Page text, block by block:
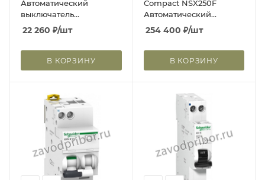
Автоматический
выключатель
дифференциального
тока (ДИФ) 1P+N С 10А
22 260 ₽/шт
В КОРЗИНУ
Compact NSX250F
Автоматический
выключатель Micrologic
254 400 ₽/шт
В КОРЗИНУ